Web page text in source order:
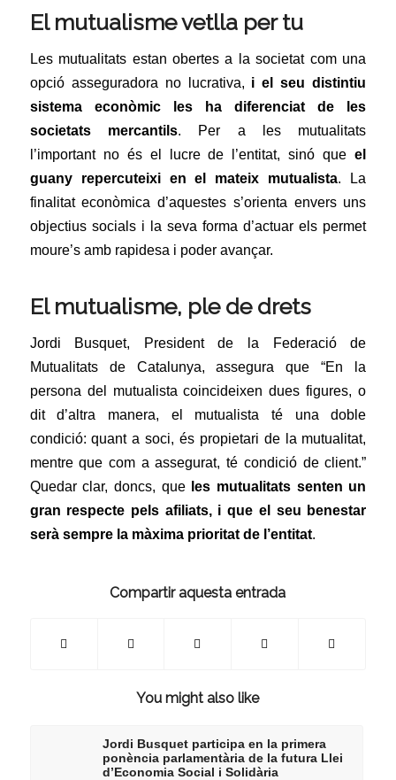
El mutualisme vetlla per tu
Les mutualitats estan obertes a la societat com una
opció asseguradora no lucrativa, i el seu distintiu
sistema econòmic les ha diferenciat de les
societats mercantils.
Per a les mutualitats
l’important no és el lucre de l’entitat, sinó que el
guany repercuteixi en el mateix mutualista.
La
finalitat econòmica d’aquestes s’orienta envers uns
objectius socials i la seva forma d’actuar els permet
moure’s amb rapidesa i poder avançar.
El mutualisme, ple de drets
Jordi Busquet, President de la Federació de
Mutualitats de Catalunya, assegura que “En la
persona del mutualista coincideixen dues figures, o
dit d’altra manera, el mutualista té una doble
condició: quant a soci, és propietari de la mutualitat,
mentre que com a assegurat, té condició de client.”
Quedar clar, doncs, que les mutualitats senten un
gran respecte pels afiliats, i que el seu benestar
serà sempre la màxima prioritat de l’entitat.
Compartir aquesta entrada
You might also like
Jordi Busquet participa en la primera
ponència parlamentària de la futura Llei
d’Economia Social i Solidària